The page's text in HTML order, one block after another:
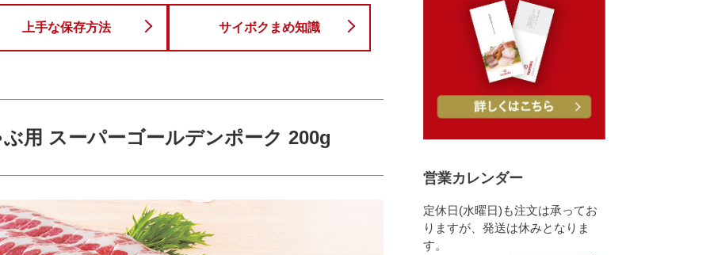
営業カレンダー
定休日(水曜日)も注文は承ってお
りますが、発送は休みとなりま
す。
上手な保存方法 サイボクまめ知識
用 スーパーゴールデンポーク 200g